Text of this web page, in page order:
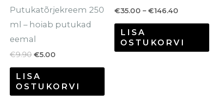
Putukatõrjekreem 250
ml – hoiab putukad
eemal
€9.90 €5.00
LISA
OSTUKORVI
€35.00 – €146.40
LISA
OSTUKORVI